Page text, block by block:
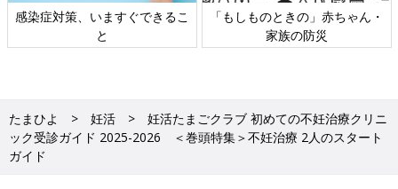
日本外来小児科学会リーフレッ
ト検討会
六星占術 細木かおりさんの人生
相談
たまひよ 妊活
妊活たまごクラブ 初めての不妊治療クリニ
ック受診ガイド 2025-2026 ＜巻頭特集＞不妊治療 2人のスタート
ガイド